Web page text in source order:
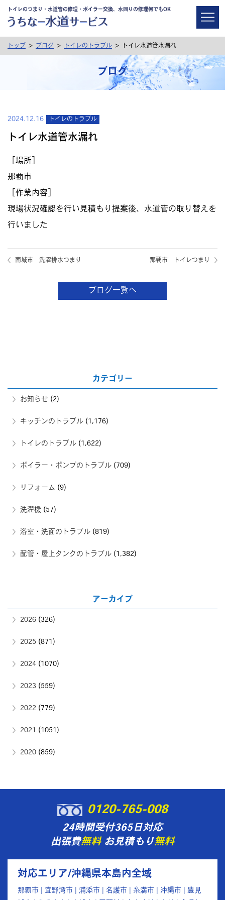
トイレのつまり・水道管の修理・ボイラー交換、水回りの修理何でもOK
トップ > ブログ > トイレのトラブル > トイレ水道管水漏れ
ブログ
2024.12.16 トイレのトラブル
トイレ水道管水漏れ
［場所］
那覇市
［作業内容］
現場状況確認を行い見積もり提案後、水道管の取り替えを
行いました
南城市 洗濯排水つまり 那覇市 トイレつまり
ブログ一覧へ
カテゴリー
お知らせ (2)
キッチンのトラブル (1,176)
トイレのトラブル (1,622)
ボイラー・ポンプのトラブル (709)
リフォーム (9)
洗濯機 (57)
浴室・洗面のトラブル (819)
配管・屋上タンクのトラブル (1,382)
アーカイブ
2026 (326)
2025 (871)
2024 (1070)
2023 (559)
2022 (779)
2021 (1051)
2020 (859)
0120-765-008
24時間受付365日対応
出張費無料お見積もり無料
対応エリア/沖縄県本島内全域
那覇市 | 宜野湾市 | 浦添市 | 名護市 | 糸満市 | 沖縄市 | 豊見